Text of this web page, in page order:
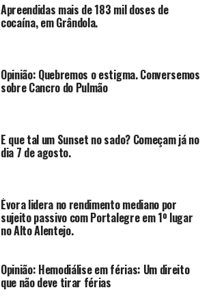
Apreendidas mais de 183 mil doses de
cocaína, em Grândola.
Opinião: Quebremos o estigma. Conversemos
sobre Cancro do Pulmão
E que tal um Sunset no sado? Começam já no
dia 7 de agosto.
Évora lidera no rendimento mediano por
sujeito passivo com Portalegre em 1º lugar
no Alto Alentejo.
Opinião: Hemodiálise em férias: Um direito
que não deve tirar férias